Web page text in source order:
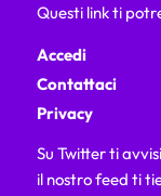
Questi link ti
Accedi
Contattaci
Privacy
Su Twitter ti
il nostro feed ti